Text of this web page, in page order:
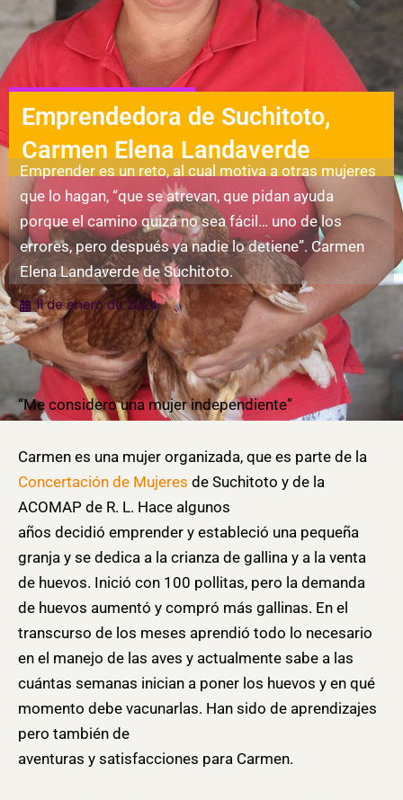
Emprendedora de Suchitoto,
Carmen Elena Landaverde
Emprender es un reto, al cual motiva a otras mujeres
que lo hagan, “que se atrevan, que pidan ayuda
porque el camino quizá no sea fácil… uno de los
errores, pero después ya nadie lo detiene”. Carmen
Elena Landaverde de Suchitoto.
11 de enero de 2024
“Me considero una mujer independiente”
Carmen es una mujer organizada, que es parte de la
Concertación de Mujeres de Suchitoto y de la
ACOMAP de R. L. Hace algunos
años decidió emprender y estableció una pequeña
granja y se dedica a la crianza de gallina y a la venta
de huevos. Inició con 100 pollitas, pero la demanda
de huevos aumentó y compró más gallinas. En el
transcurso de los meses aprendió todo lo necesario
en el manejo de las aves y actualmente sabe a las
cuántas semanas inician a poner los huevos y en qué
momento debe vacunarlas. Han sido de aprendizajes
pero también de
aventuras y satisfacciones para Carmen.